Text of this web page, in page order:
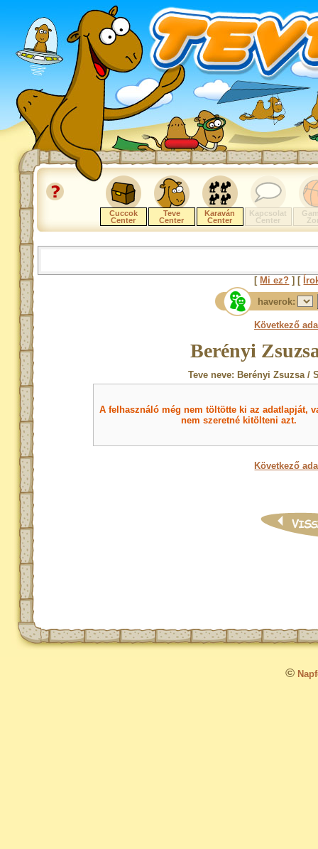
Cuccok
Center
Teve
Center
Karaván
Center
Kapcsolat
Center
[ Mi ez? ] [
haverok:
Következő
Berényi
Teve neve: Berényi Zsuzsa /
A felhasználó még nem töltötte ki az adatlapját,
nem szeretné kitölteni azt.
Következő
©